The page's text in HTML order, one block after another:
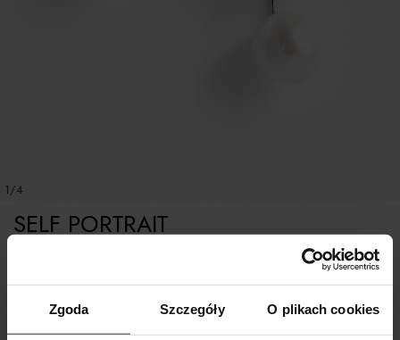
Zgoda Szczegóły O plikach cookies
1/4
SELF PORTRAIT